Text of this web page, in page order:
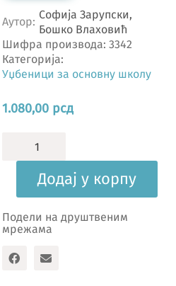
Аутор
Софија Зарупски,
Бошко Влаховић
Шифра производа: 3342
Категорија:
Уџбеници за основну школу
1.080,00 рсд
количинаДодај у корпу
Подели на друштвеним
мрежама